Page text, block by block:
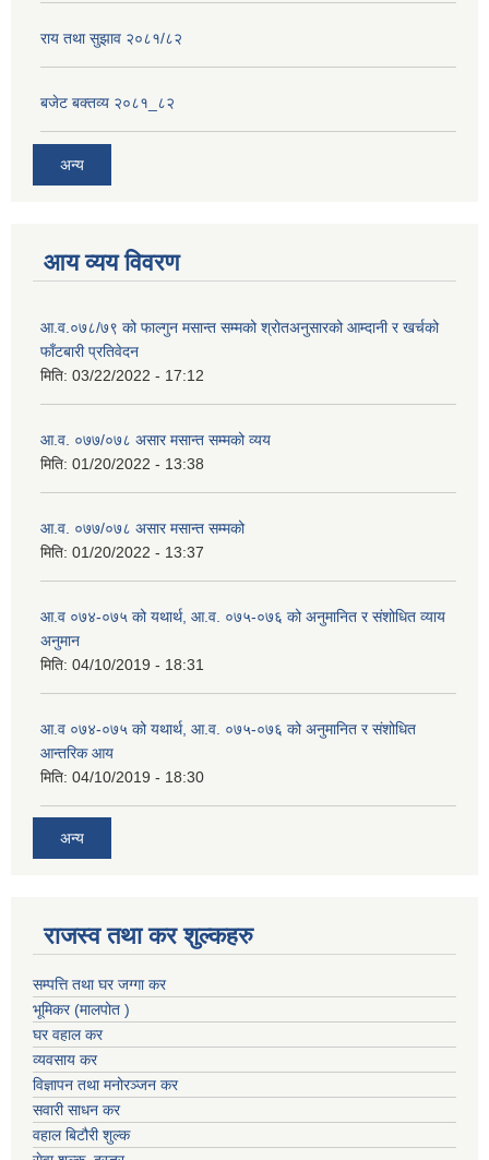
राय तथा सुझाव २०८१/८२
बजेट बक्तव्य २०८१_८२
अन्य
आय व्यय विवरण
आ.व.०७८/७९ को फाल्गुन मसान्त सम्मको श्रोतअनुसारको आम्दानी र खर्चको
फाँटबारी प्रतिवेदन
मिति: 03/22/2022 - 17:12
आ.व. ०७७/०७८ असार मसान्त सम्मको व्यय
मिति: 01/20/2022 - 13:38
आ.व. ०७७/०७८ असार मसान्त सम्मको
मिति: 01/20/2022 - 13:37
आ.व ०७४-०७५ को यथार्थ, आ.व. ०७५-०७६ को अनुमानित र संशोधित व्याय
अनुमान
मिति: 04/10/2019 - 18:31
आ.व ०७४-०७५ को यथार्थ, आ.व. ०७५-०७६ को अनुमानित र संशोधित
आन्तरिक आय
मिति: 04/10/2019 - 18:30
अन्य
राजस्व तथा कर शुल्कहरु
सम्पत्ति तथा घर जग्गा कर
भूमिकर (मालपोत )
घर वहाल कर
व्यवसाय कर
विज्ञापन तथा मनोरञ्जन कर
सवारी साधन कर
वहाल बिटौरी शुल्क